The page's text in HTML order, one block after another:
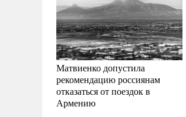
Матвиенко допустила
рекомендацию россиянам
отказаться от поездок в
Армению